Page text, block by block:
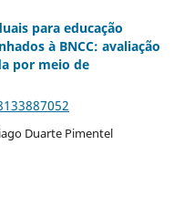
para educação
à BNCC: avaliação
por meio de
Duarte Pimentel